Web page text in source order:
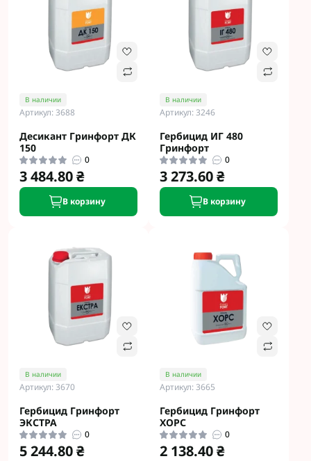
В наличии
Артикул: 3688
Десикант Гринфорт ДК
150
0
3 484.80 ₴
В корзину
В наличии
Артикул: 3246
Гербицид ИГ 480
Гринфорт
0
3 273.60 ₴
В корзину
В наличии
Артикул: 3670
Гербицид Гринфорт
ЭКСТРА
0
5 244.80 ₴
В наличии
Артикул: 3665
Гербицид Гринфорт
ХОРС
0
2 138.40 ₴